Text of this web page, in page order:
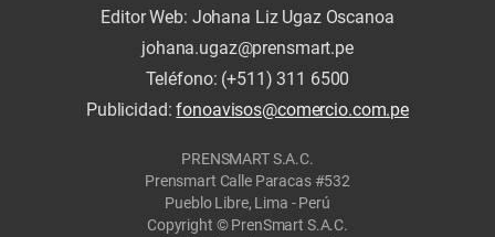
Editor Web: Johana Liz Ugaz Oscanoa
johana.ugaz@prensmart.pe
Teléfono: (+511) 311 6500
Publicidad:fonoavisos@comercio.com.pe
PRENSMART S.A.C.
Prensmart Calle Paracas #532
Pueblo Libre, Lima - Perú
Copyright © PrenSmart S.A.C.